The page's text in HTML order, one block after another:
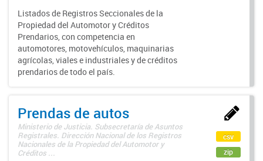
Listados de Registros Seccionales de la
Propiedad del Automotor y Créditos
Prendarios, con competencia en
automotores, motovehículos, maquinarias
agrícolas, viales e industriales y de créditos
prendarios de todo el país.
Prendas de autos
Ministerio de Justicia. Subsecretaría de Asuntos
Registrales. Dirección Nacional de los Registros
Nacionales de la Propiedad del Automotor y
Créditos ...
csv
zip